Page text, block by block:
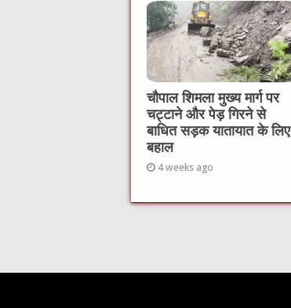
चौपाल शिमला मुख्य मार्ग पर
चट्टाने और पेड़ गिरने से
बाधित सड़क यातायात के लिए
बहाल
4 weeks ago